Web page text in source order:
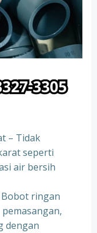
– Tidak
seperti
air bersih
Bobot ringan
dengan